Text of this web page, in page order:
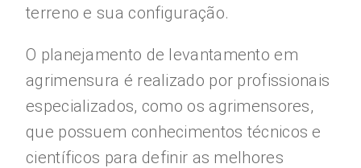
terreno e sua configuração.
O planejamento de levantamento em
agrimensura é realizado por profissionais
especializados, como os agrimensores,
que possuem conhecimentos técnicos e
científicos para definir as melhores